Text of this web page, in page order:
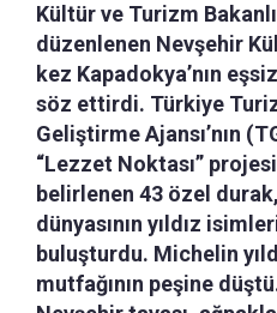
Kültür ve Turizm
düzenlenen Nevşehir
kez Kapadokya’nın
söz ettirdi. Türkiye
Geliştirme Ajansı’nın
“Lezzet Noktası”
belirlenen 43 özel
dünyasının yıldız
buluşturdu. Michelin
mutfağının peşine